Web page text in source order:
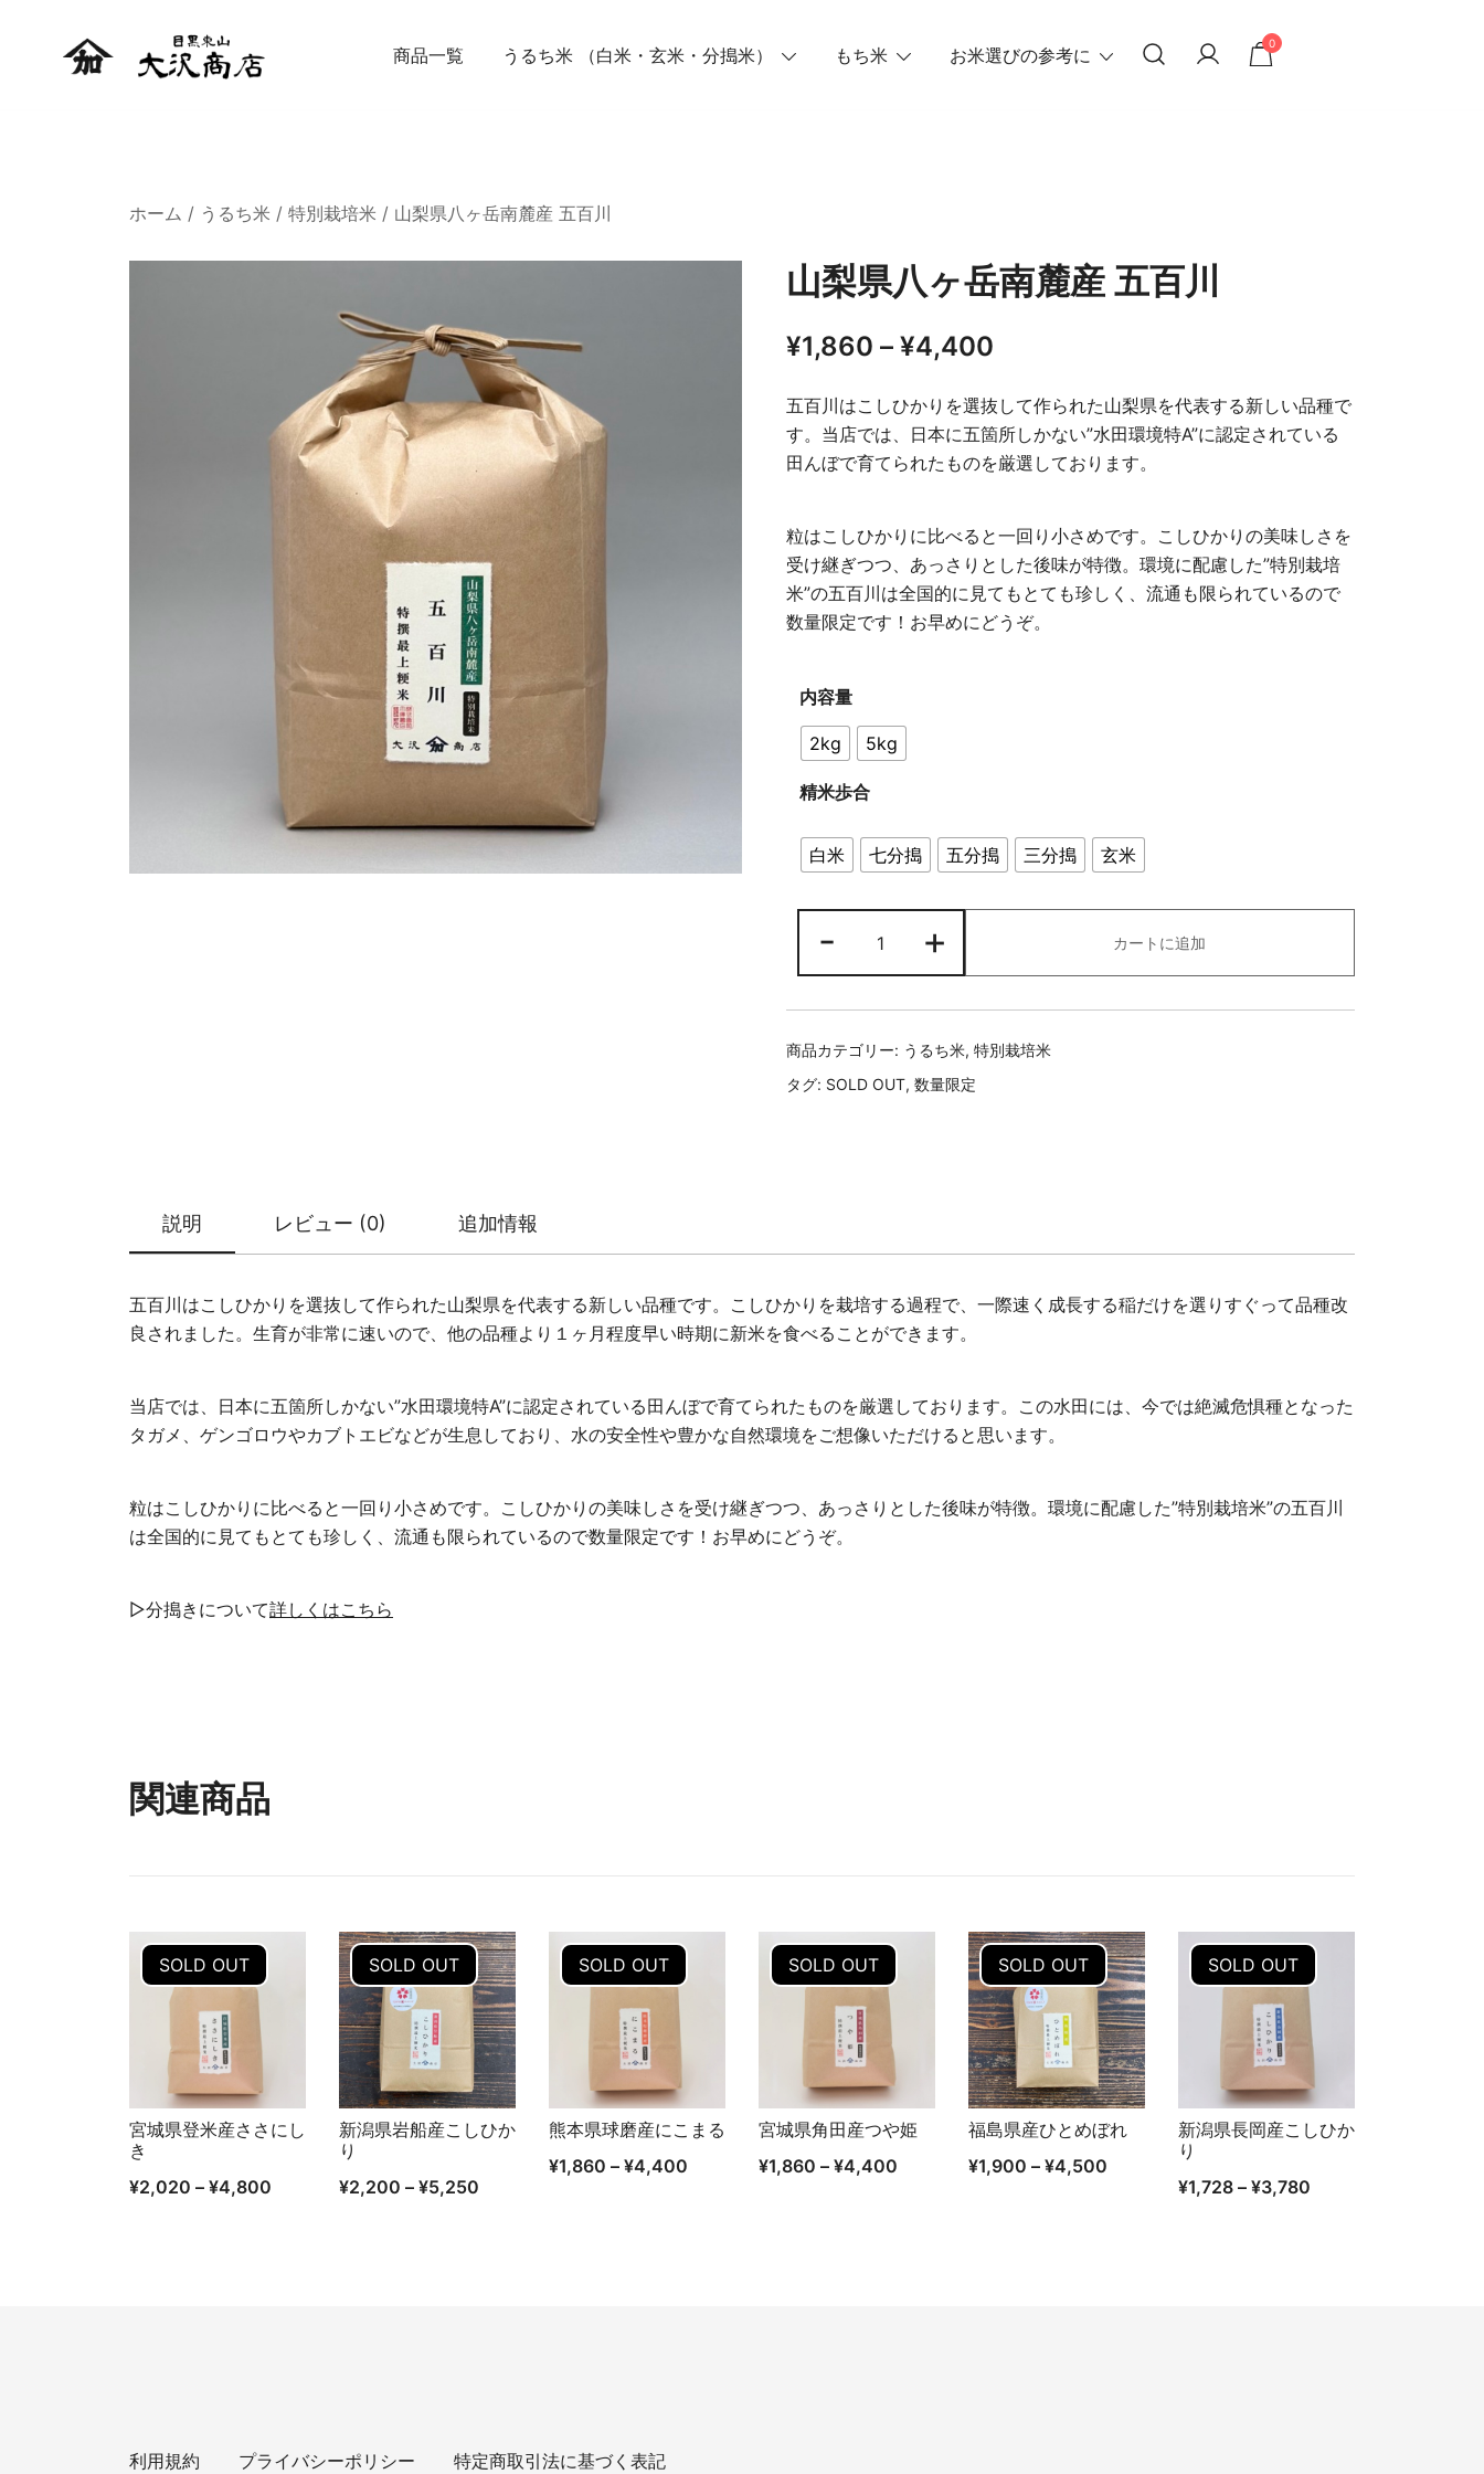
商品一覧 うるち米 （白米・玄米・分搗米） もち米 お米選びの参考に
0
ホーム / うるち米 / 特別栽培米 / 山梨県八ヶ岳南麓産 五百川
山梨県八ヶ岳南麓産 五百川
¥1,860 – ¥4,400
五百川はこしひかりを選抜して作られた山梨県を代表する新しい品種で
す。当店では、日本に五箇所しかない”水田環境特A”に認定されている
田んぼで育てられたものを厳選しております。
粒はこしひかりに比べると一回り小さめです。こしひかりの美味しさを
受け継ぎつつ、あっさりとした後味が特徴。環境に配慮した”特別栽培
米”の五百川は全国的に見てもとても珍しく、流通も限られているので
数量限定です！お早めにどうぞ。
内容量
2kg 5kg
精米歩合
白米 七分搗 五分搗 三分搗 玄米
- + カートに追加
商品カテゴリー: うるち米, 特別栽培米
タグ: SOLD OUT, 数量限定
説明 レビュー (0) 追加情報
五百川はこしひかりを選抜して作られた山梨県を代表する新しい品種です。こしひかりを栽培する過程で、一際速く成長する稲だけを選りすぐって品種改
良されました。生育が非常に速いので、他の品種より１ヶ月程度早い時期に新米を食べることができます。
当店では、日本に五箇所しかない”水田環境特A”に認定されている田んぼで育てられたものを厳選しております。この水田には、今では絶滅危惧種となった
タガメ、ゲンゴロウやカブトエビなどが生息しており、水の安全性や豊かな自然環境をご想像いただけると思います。
粒はこしひかりに比べると一回り小さめです。こしひかりの美味しさを受け継ぎつつ、あっさりとした後味が特徴。環境に配慮した”特別栽培米”の五百川
は全国的に見てもとても珍しく、流通も限られているので数量限定です！お早めにどうぞ。
▷分搗きについて詳しくはこちら
関連商品
SOLD OUT
クイックビュー
宮城県登米産ささにし
き
¥2,020 – ¥4,800
SOLD OUT
クイックビュー
新潟県岩船産こしひか
り
¥2,200 – ¥5,250
SOLD OUT
クイックビュー
熊本県球磨産にこまる
¥1,860 – ¥4,400
SOLD OUT
クイックビュー
宮城県角田産つや姫
¥1,860 – ¥4,400
SOLD OUT
クイックビュー
福島県産ひとめぼれ
¥1,900 – ¥4,500
SOLD OUT
クイックビュー
新潟県長岡産こしひか
り
¥1,728 – ¥3,780
利用規約 プライバシーポリシー 特定商取引法に基づく表記